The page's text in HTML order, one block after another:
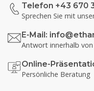
Telefon +43 670
Sprechen Sie mit
E-Mail:
Antwort innerhalb
Online-
Persönliche Beratung